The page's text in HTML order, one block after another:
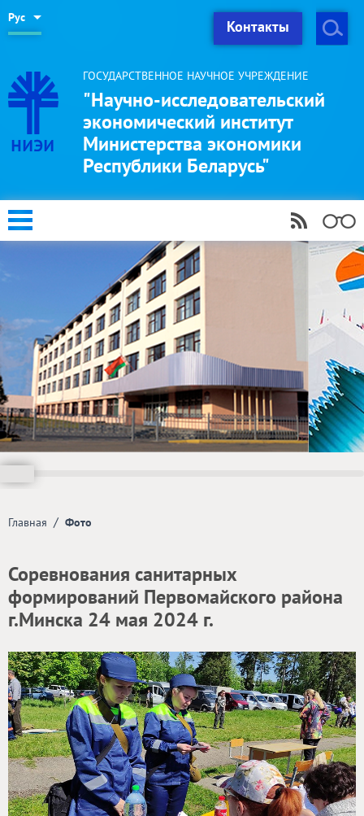
Рус Контакты
ГОСУДАРСТВЕННОЕ НАУЧНОЕ УЧРЕЖДЕНИЕ
"Научно-исследовательский
экономический институт
Министерства экономики
Республики Беларусь"
Главная / Фото
Соревнования санитарных
формирований Первомайского района
г.Минска 24 мая 2024 г.